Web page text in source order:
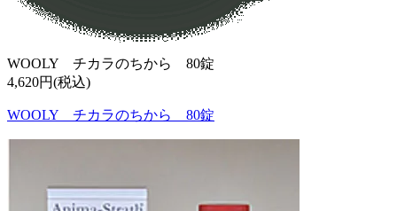
WOOLY チカラのちから 80錠
4,620円(税込)
WOOLY チカラのちから 80錠